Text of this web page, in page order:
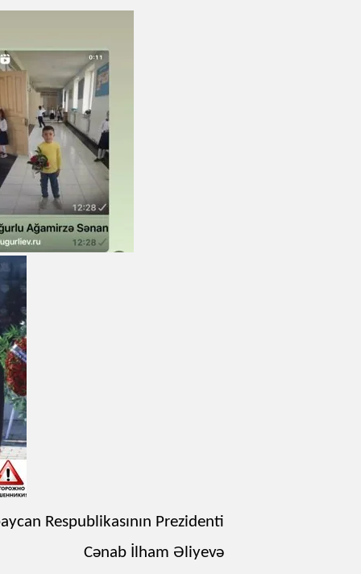
Respublikasının Prezidenti
Cənab İlham Əliyevə